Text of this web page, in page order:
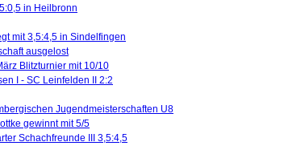
in Heilbronn
mit 3,5:4,5 in Sindelfingen
ausgelost
Blitzturnier mit 10/10
I - SC Leinfelden II 2:2
Jugendmeisterschaften U8
gewinnt mit 5/5
Schachfreunde III 3,5:4,5